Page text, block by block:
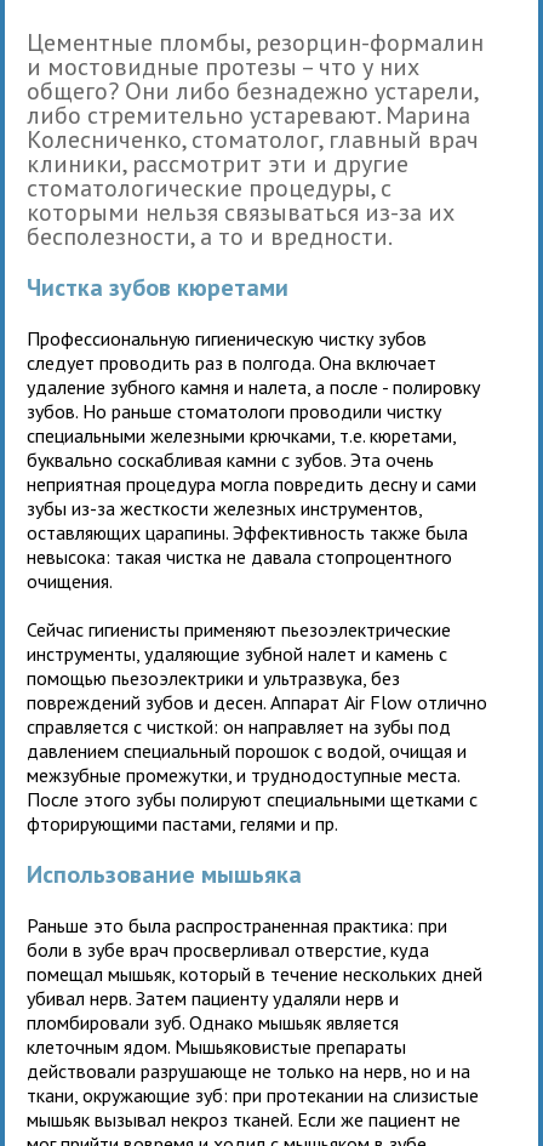
Цементные пломбы, резорцин-формалин
и мостовидные протезы – что у них
общего? Они либо безнадежно устарели,
либо стремительно устаревают. Марина
Колесниченко, стоматолог, главный врач
клиники, рассмотрит эти и другие
стоматологические процедуры, с
которыми нельзя связываться из-за их
бесполезности, а то и вредности.
Чистка зубов кюретами
Профессиональную гигиеническую чистку зубов
следует проводить раз в полгода. Она включает
удаление зубного камня и налета, а после - полировку
зубов. Но раньше стоматологи проводили чистку
специальными железными крючками, т.е. кюретами,
буквально соскабливая камни с зубов. Эта очень
неприятная процедура могла повредить десну и сами
зубы из-за жесткости железных инструментов,
оставляющих царапины. Эффективность также была
невысока: такая чистка не давала стопроцентного
очищения.
Сейчас гигиенисты применяют пьезоэлектрические
инструменты, удаляющие зубной налет и камень с
помощью пьезоэлектрики и ультразвука, без
повреждений зубов и десен. Аппарат Air Flow отлично
справляется с чисткой: он направляет на зубы под
давлением специальный порошок с водой, очищая и
межзубные промежутки, и труднодоступные места.
После этого зубы полируют специальными щетками с
фторирующими пастами, гелями и пр.
Использование мышьяка
Раньше это была распространенная практика: при
боли в зубе врач просверливал отверстие, куда
помещал мышьяк, который в течение нескольких дней
убивал нерв. Затем пациенту удаляли нерв и
пломбировали зуб. Однако мышьяк является
клеточным ядом. Мышьяковистые препараты
действовали разрушающе не только на нерв, но и на
ткани, окружающие зуб: при протекании на слизистые
мышьяк вызывал некроз тканей. Если же пациент не